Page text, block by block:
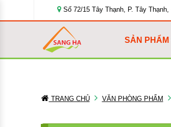
Số 72/15 Tây Thạnh, P. Tây
SẢN PHẨM
TRANG CHỦ VĂN PHÒNG PHẨM